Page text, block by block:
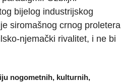
bijelog industrijskog
siromašnog crnog proletera
njemački rivalitet, i ne bi
nogometnih, kulturnih,